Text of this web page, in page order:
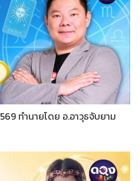
ทำนายโดย อ.อาวุธจับยาม